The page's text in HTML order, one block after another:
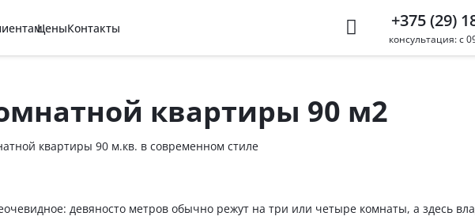
ЦеныКонтакты +375 (29)
консультация: с
квартиры 90 м2
квартиры 90 м.кв. в современном стиле
девяносто метров обычно режут на три или четыре комнаты, а здесь